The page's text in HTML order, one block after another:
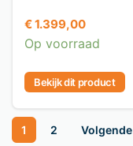
€1.399,00
Op voorraad
Bekijk dit product
1 2 Volgende